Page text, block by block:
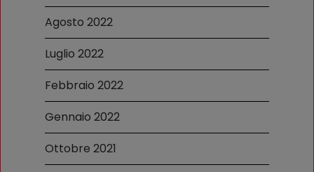
Agosto 2022
Luglio 2022
Febbraio 2022
Gennaio 2022
Ottobre 2021